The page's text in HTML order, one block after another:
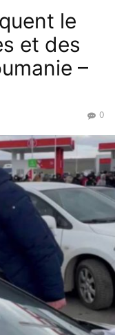
le
et des
–
0